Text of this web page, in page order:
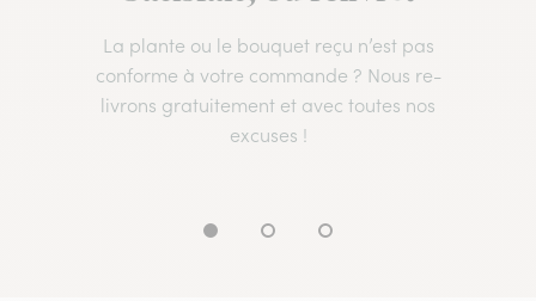
La plante ou le bouquet reçu n’est pas
conforme à votre commande ? Nous re-
livrons gratuitement et avec toutes nos
excuses !